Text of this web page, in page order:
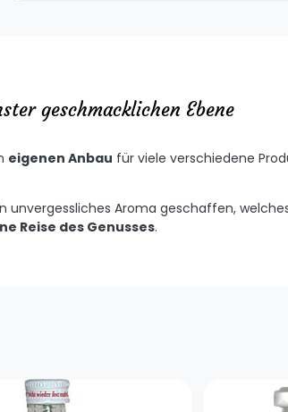
geschmacklichen Ebene
eigenen Anbau für viele verschiedene
unvergessliches Aroma geschaffen,
Reise des Genusses.